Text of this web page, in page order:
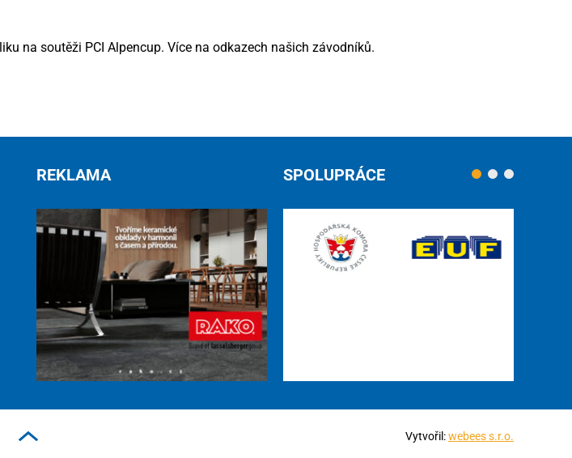
na soutěži PCI Alpencup. Více na odkazech našich závodníků.
REKLAMA SPOLUPRÁCE
Vytvořil:webees s.r.o.